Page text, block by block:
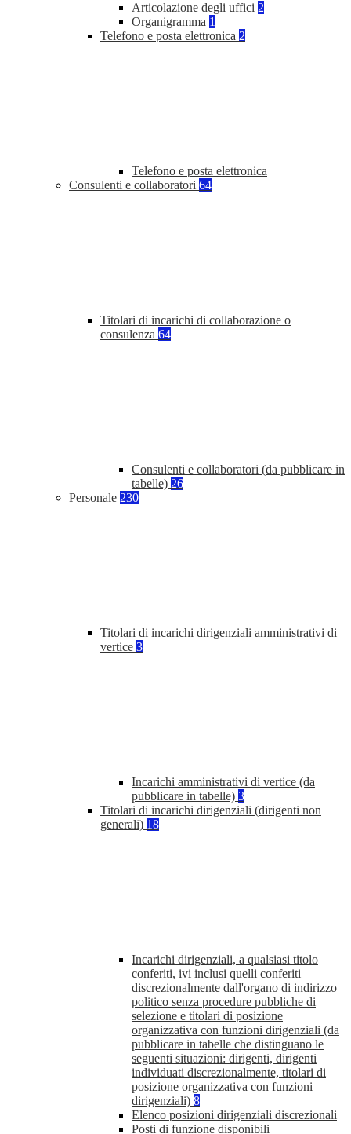
Articolazione degli uffici 2
Organigramma 1
Telefono e posta elettronica 2
Telefono e posta elettronica
Consulenti e collaboratori 64
Titolari di incarichi di collaborazione o
consulenza 64
Consulenti e collaboratori (da pubblicare in
tabelle) 26
Personale 230
Titolari di incarichi dirigenziali amministrativi di
vertice 3
Incarichi amministrativi di vertice (da
pubblicare in tabelle) 3
Titolari di incarichi dirigenziali (dirigenti non
generali) 18
Incarichi dirigenziali, a qualsiasi titolo
conferiti, ivi inclusi quelli conferiti
discrezionalmente dall'organo di indirizzo
politico senza procedure pubbliche di
selezione e titolari di posizione
organizzativa con funzioni dirigenziali (da
pubblicare in tabelle che distinguano le
seguenti situazioni: dirigenti, dirigenti
individuati discrezionalmente, titolari di
posizione organizzativa con funzioni
dirigenziali) 8
Elenco posizioni dirigenziali discrezionali
Posti di funzione disponibili